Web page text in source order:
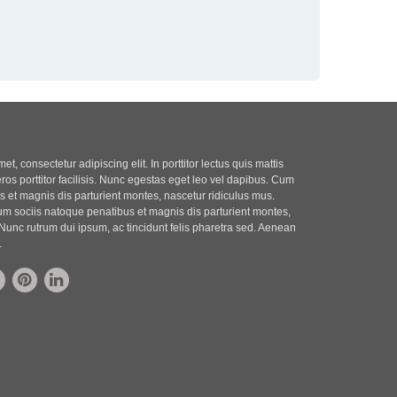
consectetur adipiscing elit. In porttitor lectus quis mattis
porttitor facilisis. Nunc egestas eget leo vel dapibus. Cum
et magnis dis parturient montes, nascetur ridiculus mus.
sociis natoque penatibus et magnis dis parturient montes,
rutrum dui ipsum, ac tincidunt felis pharetra sed. Aenean